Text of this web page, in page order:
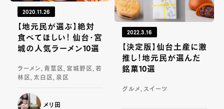
2020.11.26
【地元民が選ぶ】絶対
食べてほしい！ 仙台・宮
城の人気ラーメン10選
ラーメン, 青葉区, 宮城野区, 若
林区, 太白区, 泉区
メリ田
2022.3.16
【決定版】仙台土産に激
推し！地元民が選んだ
銘菓10選
グルメ, スイーツ